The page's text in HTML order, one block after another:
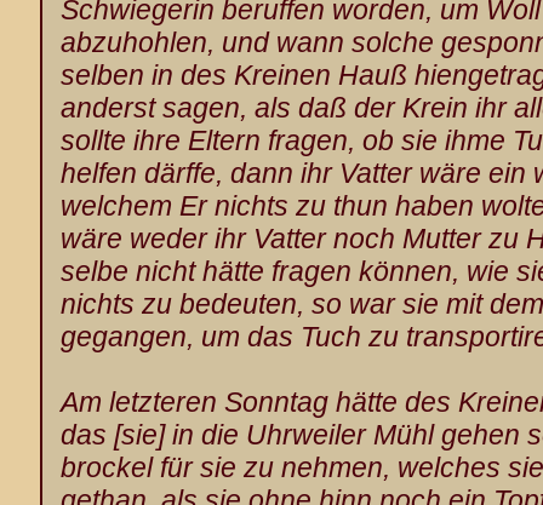
Schwiegerin beruffen worden, um
abzuhohlen, und wann solche
selben in des Kreinen Hauß
anderst sagen, als daß der Krein ihr
sollte ihre Eltern fragen, ob sie ihme
helfen därffe, dann ihr Vatter wäre ein
welchem Er nichts zu thun haben
wäre weder ihr Vatter noch Mutter zu
selbe nicht hätte fragen können, wie
nichts zu bedeuten, so war sie mit
gegangen, um das Tuch zu
Am letzteren Sonntag hätte des
das [sie] in die UhrweilerMühl gehen
brockel für sie zu nehmen, welches